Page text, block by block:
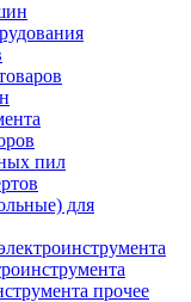
пил
для
прочее